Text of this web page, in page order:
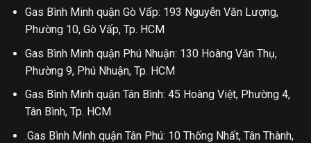
Gas Bình Minh quận Gò Vấp: 193 Nguyễn Văn Lượng,
Phường 10, Gò Vấp, Tp. HCM
Gas Bình Minh quận Phú Nhuận: 130 Hoàng Văn Thụ,
Phường 9, Phú Nhuận, Tp. HCM
Gas Bình Minh quận Tân Bình: 45 Hoàng Việt, Phường 4,
Tân Bình, Tp. HCM
.Gas Bình Minh quận Tân Phú: 10 Thống Nhất, Tân Thành,